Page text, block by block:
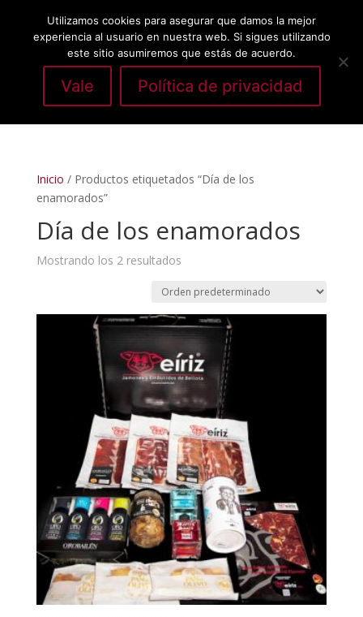
Seleccionar página
Inicio / Productos etiquetados “Día de los
enamorados”
Día de los enamorados
Mostrando los 2 resultados
Utilizamos cookies para asegurar que damos la mejor
experiencia al usuario en nuestra web. Si sigues utilizando
este sitio asumiremos que estás de acuerdo.
Vale Política de privacidad